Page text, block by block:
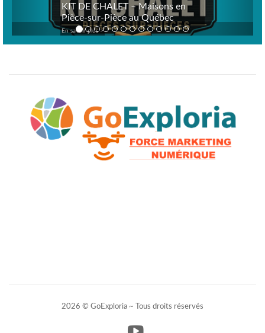
KIT DE CHALET – Maisons en
Pièce-sur-Pièce au Québec
En savoir plus >
2026 © GoExploria ~ Tous droits réservés